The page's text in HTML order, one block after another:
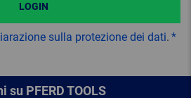
sulla protezione dei dati.
LOGIN
PFERD TOOLS